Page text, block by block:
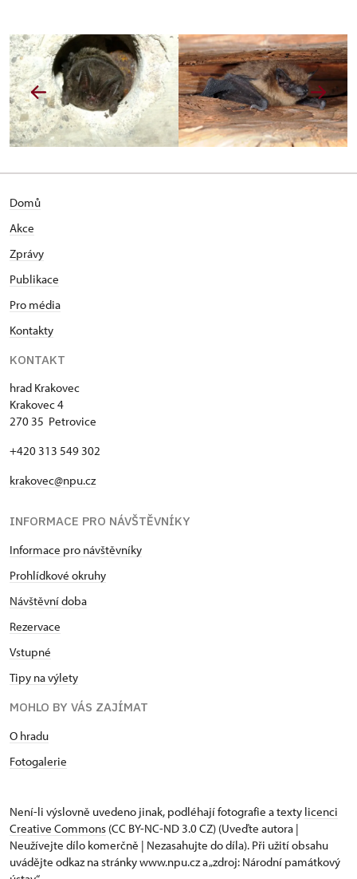
Domů
Akce
Zprávy
Publikace
Pro média
Kontakty
KONTAKT
hrad Krakovec
Krakovec 4
270 35 Petrovice
+420 313 549 302
krakovec@npu.cz
INFORMACE PRO NÁVŠTĚVNÍKY
Informace pro návštěvníky
Prohlídkové okruhy
Návštěvní doba
Rezervace
Vstupné
Tipy na výlety
MOHLO BY VÁS ZAJÍMAT
O hradu
Fotogalerie
Není-li výslovně uvedeno jinak, podléhají fotografie a texty licenci
Creative Commons (CC BY-NC-ND 3.0 CZ) (Uveďte autora |
Neužívejte dílo komerčně | Nezasahujte do díla). Při užití obsahu
uvádějte odkaz na stránky www.npu.cz a „zdroj: Národní památkový